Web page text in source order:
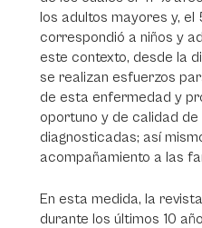
los adultos mayores y, el
correspondió a niños y
este contexto, desde la
se realizan esfuerzos
de esta enfermedad y
oportuno y de calidad de
diagnosticadas; así
acompañamiento a las
En esta medida, la
durante los últimos 10